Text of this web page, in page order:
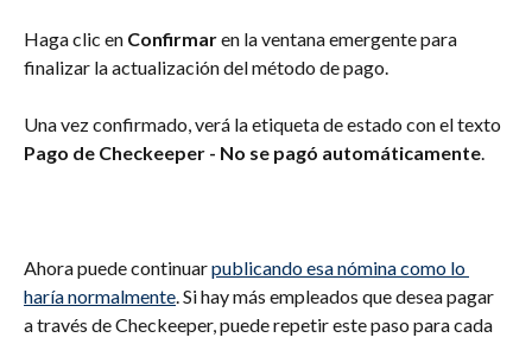
Haga clic en Confirmar en la ventana emergente para
finalizar la actualización del método de pago.
Una vez confirmado, verá la etiqueta de estado con el texto
Pago de Checkeeper - No se pagó automáticamente.
Ahora puede continuar publicando esa nómina como lo
haría normalmente. Si hay más empleados que desea pagar
a través de Checkeeper, puede repetir este paso para cada